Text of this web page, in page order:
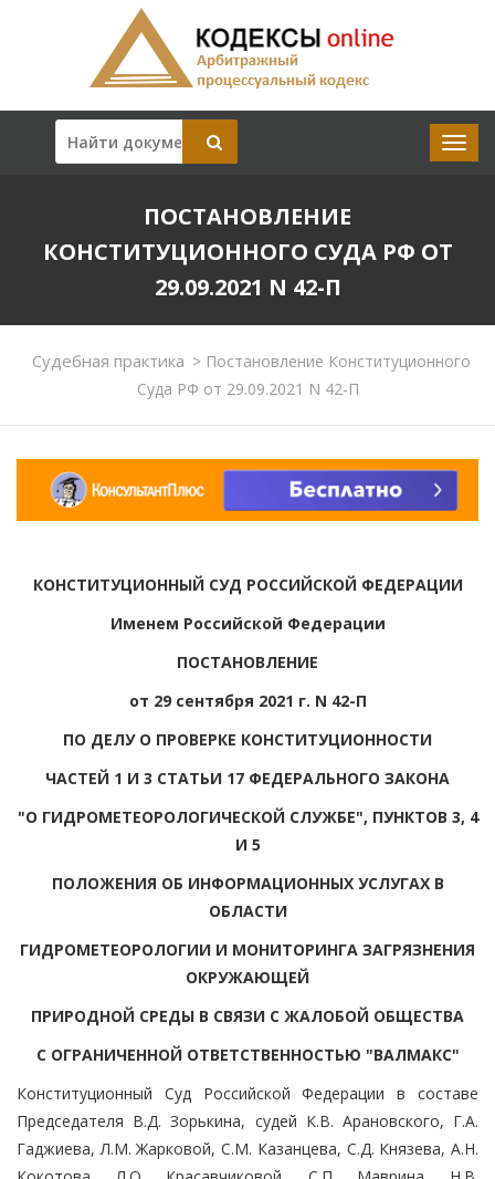
ПОСТАНОВЛЕНИЕ
КОНСТИТУЦИОННОГО СУДА РФ ОТ
29.09.2021 N 42-П
Судебная практика > Постановление Конституционного
Суда РФ от 29.09.2021 N 42-П
КОНСТИТУЦИОННЫЙ СУД РОССИЙСКОЙ ФЕДЕРАЦИИ
Именем Российской Федерации
ПОСТАНОВЛЕНИЕ
от 29 сентября 2021 г. N 42-П
ПО ДЕЛУ О ПРОВЕРКЕ КОНСТИТУЦИОННОСТИ
ЧАСТЕЙ 1 И 3 СТАТЬИ 17 ФЕДЕРАЛЬНОГО ЗАКОНА
"О ГИДРОМЕТЕОРОЛОГИЧЕСКОЙ СЛУЖБЕ", ПУНКТОВ 3, 4
И 5
ПОЛОЖЕНИЯ ОБ ИНФОРМАЦИОННЫХ УСЛУГАХ В
ОБЛАСТИ
ГИДРОМЕТЕОРОЛОГИИ И МОНИТОРИНГА ЗАГРЯЗНЕНИЯ
ОКРУЖАЮЩЕЙ
ПРИРОДНОЙ СРЕДЫ В СВЯЗИ С ЖАЛОБОЙ ОБЩЕСТВА
С ОГРАНИЧЕННОЙ ОТВЕТСТВЕННОСТЬЮ "ВАЛМАКС"
Конституционный Суд Российской Федерации в составе
Председателя В.Д. Зорькина, судей К.В. Арановского, Г.А.
Гаджиева, Л.М. Жарковой, С.М. Казанцева, С.Д. Князева, А.Н.